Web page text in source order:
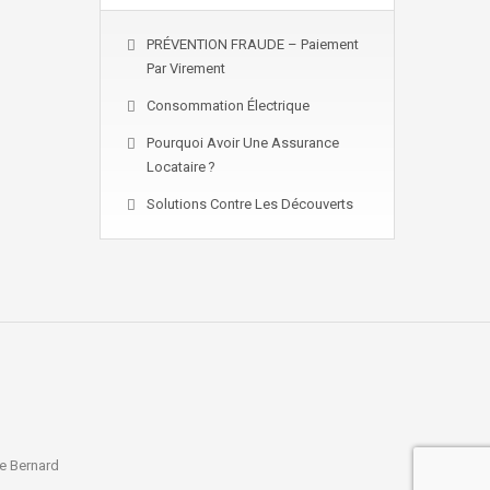
PRÉVENTION FRAUDE – Paiement
Par Virement
Consommation Électrique
Pourquoi Avoir Une Assurance
Locataire ?
Solutions Contre Les Découverts